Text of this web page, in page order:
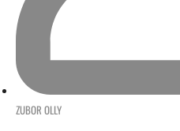
ZUBOR OLLY